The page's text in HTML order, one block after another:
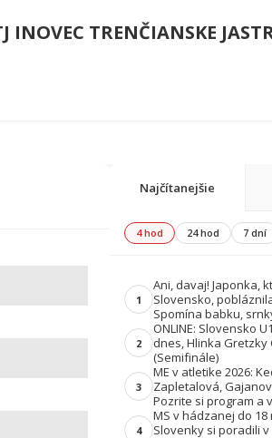
INOVEC TRENČIANSKE
Najčítanejšie
4 hod 24 hod 7 dní
1
Ani, davaj! Japonka,
Slovensko,
Spomína babku,
2
ONLINE: Slovensko
dnes, Hlinka Gretzky
(Semifinále)
3
ME v atletike 2026:
Zapletalová,
Pozrite si program a
4
MS v hádzanej do 18
Slovenky si poradili